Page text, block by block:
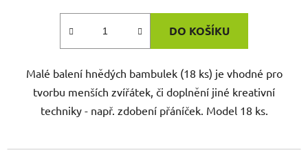
DO KOŠÍKU
Malé balení hnědých bambulek (18 ks) je vhodné pro
tvorbu menších zvířátek, či doplnění jiné kreativní
techniky - např. zdobení přáníček. Model 18 ks.